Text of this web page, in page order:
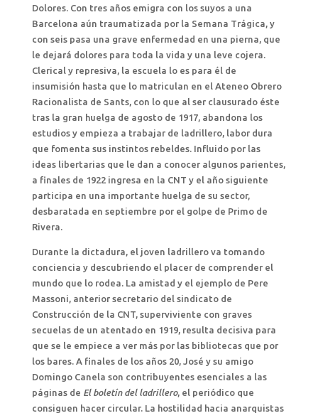
Dolores. Con tres años emigra con los suyos a una
Barcelona aún traumatizada por la Semana Trágica, y
con seis pasa una grave enfermedad en una pierna, que
le dejará dolores para toda la vida y una leve cojera.
Clerical y represiva, la escuela lo es para él de
insumisión hasta que lo matriculan en el Ateneo Obrero
Racionalista de Sants, con lo que al ser clausurado éste
tras la gran huelga de agosto de 1917, abandona los
estudios y empieza a trabajar de ladrillero, labor dura
que fomenta sus instintos rebeldes. Influido por las
ideas libertarias que le dan a conocer algunos parientes,
a finales de 1922 ingresa en la CNT y el año siguiente
participa en una importante huelga de su sector,
desbaratada en septiembre por el golpe de Primo de
Rivera.
Durante la dictadura, el joven ladrillero va tomando
conciencia y descubriendo el placer de comprender el
mundo que lo rodea. La amistad y el ejemplo de Pere
Massoni, anterior secretario del sindicato de
Construcción de la CNT, superviviente con graves
secuelas de un atentado en 1919, resulta decisiva para
que se le empiece a ver más por las bibliotecas que por
los bares. A finales de los años 20, José y su amigo
Domingo Canela son contribuyentes esenciales a las
páginas de El boletín del ladrillero, el periódico que
consiguen hacer circular. La hostilidad hacia anarquistas